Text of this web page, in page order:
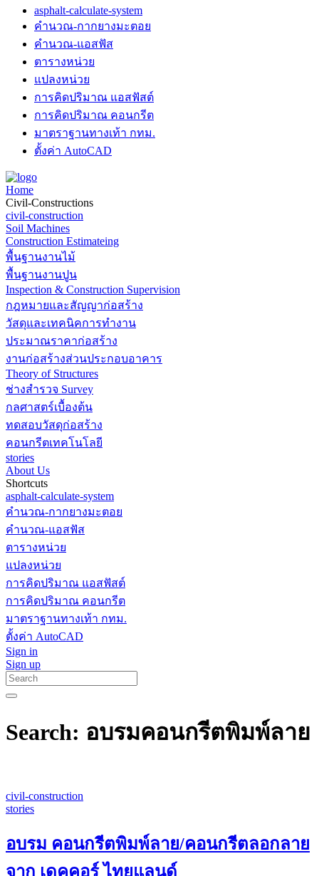
asphalt-calculate-system
คำนวณ-กากยางมะตอย
คำนวณ-แอสฟัส
ตารางหน่วย
แปลงหน่วย
การคิดปริมาณ แอสฟัสต์
การคิดปริมาณ คอนกรีต
มาตราฐานทางเท้า กทม.
ตั้งค่า AutoCAD
Home
Civil-Constructions
civil-construction
Soil Machines
Construction Estimateing
พื้นฐานงานไม้
พื้นฐานงานปูน
Inspection & Construction Supervision
กฎหมายและสัญญาก่อสร้าง
วัสดุและเทคนิคการทำงาน
ประมาณราคาก่อสร้าง
งานก่อสร้างส่วนประกอบอาคาร
Theory of Structures
ช่างสำรวจ Survey
กลศาสตร์เบื้องต้น
ทดสอบวัสดุก่อสร้าง
คอนกรีตเทคโนโลยี
stories
About Us
Shortcuts
asphalt-calculate-system
คำนวณ-กากยางมะตอย
คำนวณ-แอสฟัส
ตารางหน่วย
แปลงหน่วย
การคิดปริมาณ แอสฟัสต์
การคิดปริมาณ คอนกรีต
มาตราฐานทางเท้า กทม.
ตั้งค่า AutoCAD
Sign in
Sign up
Search: อบรมคอนกรีตพิมพ์ลาย
civil-construction
stories
อบรม คอนกรีตพิมพ์ลาย/คอนกรีตลอกลาย
จาก เดคคอร์ ไทยแลนด์